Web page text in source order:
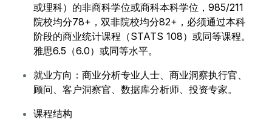
或理科）的非商科学位或商科本科学位，985/211
院校均分78+，双非院校均分82+，必须通过本科
阶段的商业统计课程（STATS 108）或同等课程。
雅思6.5（6.0）或同等水平。
就业方向：商业分析专业人士、商业洞察执行官、
顾问、客户洞察官、数据库分析师、投资专家。
课程结构